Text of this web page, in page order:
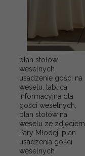
plan stołów
weselnych
usadzenie gości na
weselu, tablica
informacyjna dla
gości weselnych,
plan stołów na
weselu ze zdjęciem
Pary Młodej, plan
usadzenia gości
weselnych